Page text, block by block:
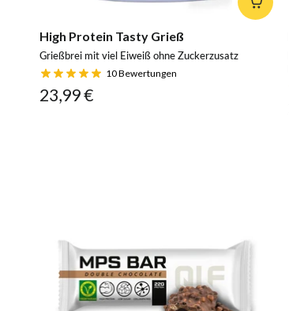
High Protein Tasty Grieß
Grießbrei mit viel Eiweiß ohne Zuckerzusatz
10Bewertungen
23,99 €